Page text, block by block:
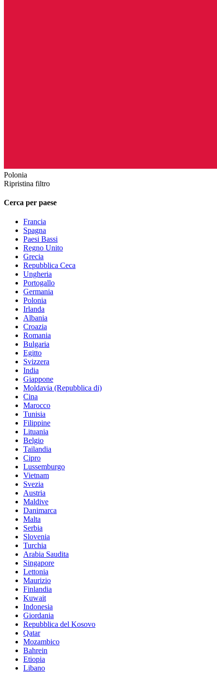
Polonia
Ripristina filtro
Cerca per paese
Francia
Spagna
Paesi Bassi
Regno Unito
Grecia
Repubblica Ceca
Ungheria
Portogallo
Germania
Polonia
Irlanda
Albania
Croazia
Romania
Bulgaria
Egitto
Svizzera
India
Giappone
Moldavia (Repubblica di)
Cina
Marocco
Tunisia
Filippine
Lituania
Belgio
Tailandia
Cipro
Lussemburgo
Vietnam
Svezia
Austria
Maldive
Danimarca
Malta
Serbia
Slovenia
Turchia
Arabia Saudita
Singapore
Lettonia
Maurizio
Finlandia
Kuwait
Indonesia
Giordania
Repubblica del Kosovo
Qatar
Mozambico
Bahrein
Etiopia
Libano